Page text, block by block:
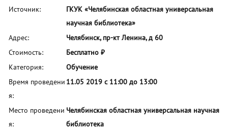
Источник:
ГКУК «Челябинская областная универсальная
научная библиотека»
Адрес:
Челябинск, пр-кт Ленина, д 60
Стоимость:
Бесплатно ₽
Категория:
Обучение
Время проведени
я:
11.05 2019 с 11:00 до 13:00
Место проведени
я:
Челябинская областная универсальная научная
библиотека